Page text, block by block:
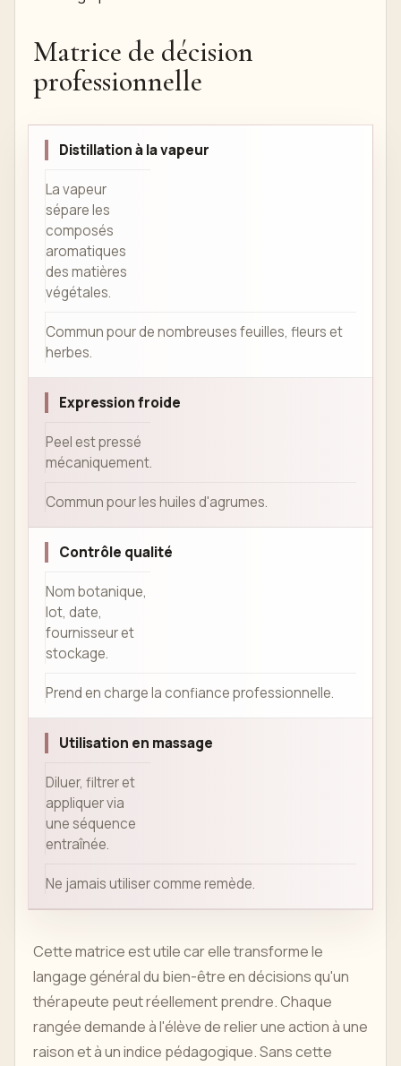
Matrice de décision
professionnelle
Distillation à la vapeur
La vapeur
sépare les
composés
aromatiques
des matières
végétales.
Commun pour de nombreuses feuilles, fleurs et
herbes.
Expression froide
Peel est pressé
mécaniquement.
Commun pour les huiles d'agrumes.
Contrôle qualité
Nom botanique,
lot, date,
fournisseur et
stockage.
Prend en charge la confiance professionnelle.
Utilisation en massage
Diluer, filtrer et
appliquer via
une séquence
entraînée.
Ne jamais utiliser comme remède.
Cette matrice est utile car elle transforme le
langage général du bien-être en décisions qu'un
thérapeute peut réellement prendre. Chaque
rangée demande à l'élève de relier une action à une
raison et à un indice pédagogique. Sans cette